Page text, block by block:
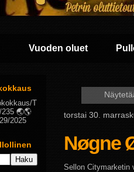
Vuoden oluet
torstai 30.
Nøgne
Sellon Citymarketin
T
🌏🌎
2025